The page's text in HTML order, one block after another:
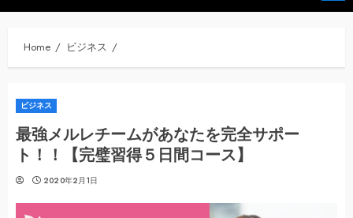
Menu
Home ビジネス
ビジネス
最強メルレチームがあなたを完全サポー
ト！！【完璧習得５日間コース】
2020年2月1日